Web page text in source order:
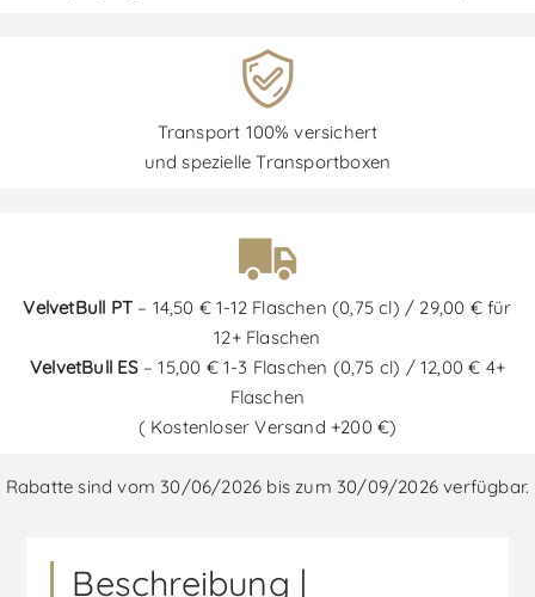
Transport 100% versichert
und spezielle Transportboxen
VelvetBull PT – 14,50 € 1-12 Flaschen (0,75 cl) / 29,00 € für
12+ Flaschen
VelvetBull ES– 15,00 € 1-3 Flaschen (0,75 cl) / 12,00 € 4+
Flaschen
( Kostenloser Versand +200 €)
Rabatte sind vom 30/06/2026 bis zum 30/09/2026 verfügbar.
Beschreibung |